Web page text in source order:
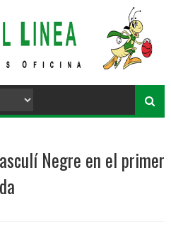
Negre en el primer